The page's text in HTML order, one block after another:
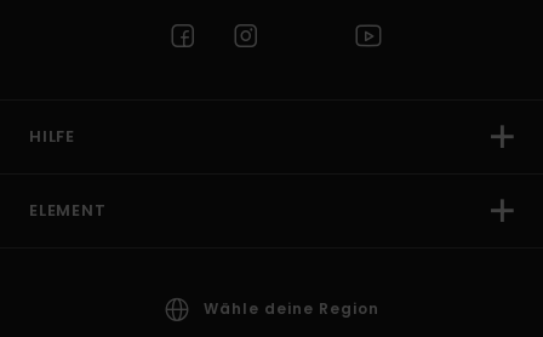
HILFE
ELEMENT
Wähle deine Region